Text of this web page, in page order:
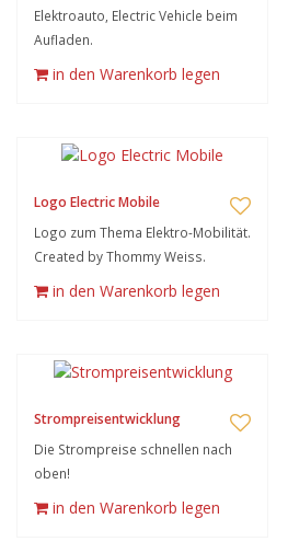
Elektroauto, Electric Vehicle beim
Aufladen.
in den Warenkorb legen
Logo Electric Mobile
Logo zum Thema Elektro-Mobilität.
Created by Thommy Weiss.
in den Warenkorb legen
Strompreisentwicklung
Die Strompreise schnellen nach
oben!
in den Warenkorb legen